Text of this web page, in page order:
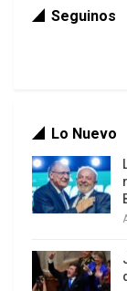
expansión
alcanzando
1860
europeas
largo plazo
mantener el
Napoleón o
Seguinos
Lo Nuevo